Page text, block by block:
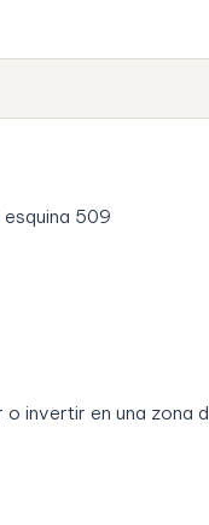
509
invertir en una zona